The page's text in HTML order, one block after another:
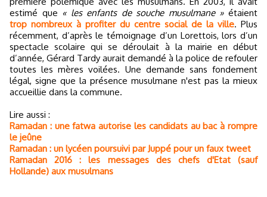
estimé que « les enfants de souche musulmane »étaient
trop nombreux à profiter du centre social de la ville. Plus
récemment, d’après le témoignage d’un Lorettois, lors d’un
spectacle scolaire qui se déroulait à la mairie en début
d’année, Gérard Tardy aurait demandé à la police de refouler
toutes les mères voilées. Une demande sans fondement
légal, signe que la présence musulmane n'est pas la mieux
accueillie dans la commune.
Lire aussi :
Ramadan : une fatwa autorise les candidats au bac à rompre
le jeûne
Ramadan : un lycéen poursuivi par Juppé pour un faux tweet
Ramadan 2016 : les messages des chefs d'Etat (sauf
Hollande) aux musulmans